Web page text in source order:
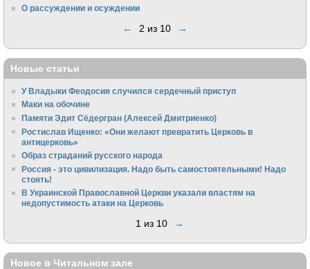
О рассуждении и осуждении
← 2 из 10 →
Новые статьи
У Владыки Феодосия случился сердечный приступ
Маки на обочине
Памяти Эдит Сёдергран (Алексей Дмитриенко)
Ростислав Ищенко: «Они желают превратить Церковь в
антицерковь»
Образ страданий русского народа
Россия - это цивилизация. Надо быть самостоятельными! Надо
стоять!
В Украинской Православной Церкви указали властям на
недопустимость атаки на Церковь
1 из 10 →
Новое в Читальном зале